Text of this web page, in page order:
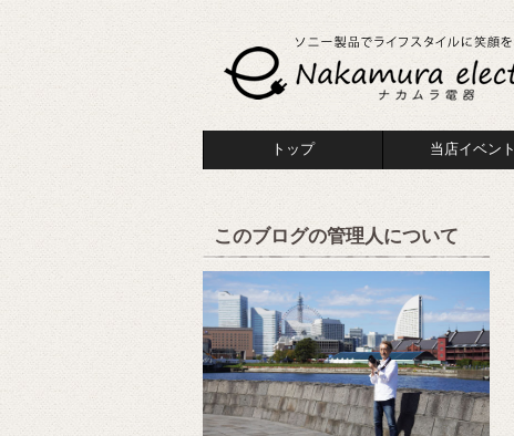
トップ 当店イベント
このブログの管理人について